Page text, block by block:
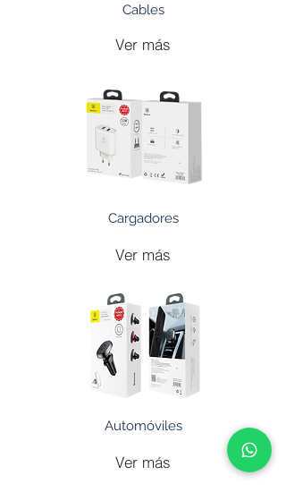
Cables
Ver más
Cargadores
Ver más
Automóviles
Ver más